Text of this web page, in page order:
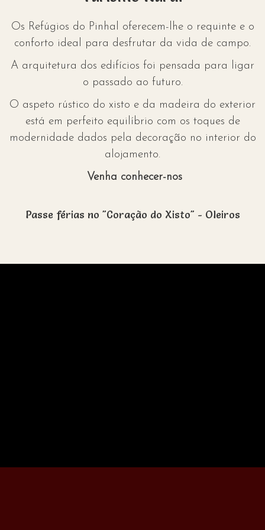
Os Refúgios do Pinhal oferecem-lhe o requinte e o
conforto ideal para desfrutar da vida de campo.
A arquitetura dos edifícios foi pensada para ligar
o passado ao futuro.
O aspeto rústico do xisto e da madeira do exterior
está em perfeito equilíbrio com os toques de
modernidade dados pela decoração no interior do
alojamento.
Venha conhecer-nos
Passe férias no "Coração do Xisto" - Oleiros